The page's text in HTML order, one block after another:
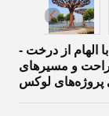
الهام از درخت -
و مسیرهای
پروژه‌های لوکس